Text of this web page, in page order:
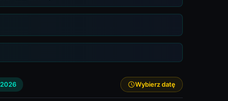
Wybierz datę